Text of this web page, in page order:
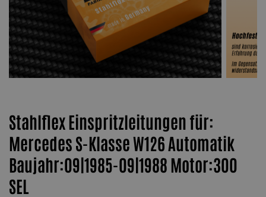
Stahlflex Einspritzleitungen für:
Mercedes S-Klasse W126 Automatik
Baujahr:09|1985-09|1988 Motor:300
SEL